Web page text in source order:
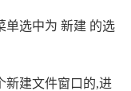
单选中为 新建 的选
新建文件窗口的,进